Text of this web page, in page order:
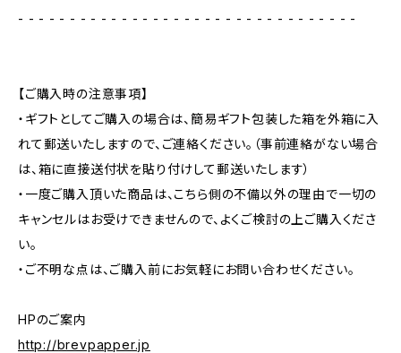
- - - - - - - - - - - - - - - - - - - - - - - - - - - - - - - - -
【ご購入時の注意事項】
・ギフトとしてご購入の場合は、簡易ギフト包装した箱を外箱に入
れて郵送いたしますので、ご連絡ください。（事前連絡がない場合
は、箱に直接送付状を貼り付けして郵送いたします）
・一度ご購入頂いた商品は、こちら側の不備以外の理由で一切の
キャンセルはお受けできませんので、よくご検討の上ご購入くださ
い。
・ご不明な点は、ご購入前にお気軽にお問い合わせください。
HPのご案内
http://brevpapper.jp